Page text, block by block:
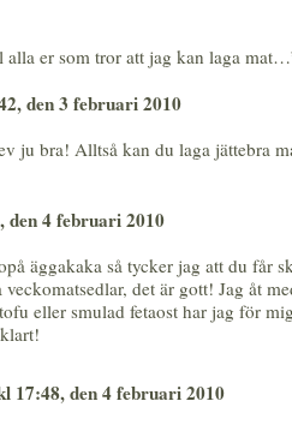
er som tror att jag kan laga
den 3 februari 2010
ju bra! Alltså kan du laga jättebra
den 4 februari 2010
äggakaka så tycker jag att du får
veckomatsedlar, det är gott! Jag åt
eller smulad fetaost har jag för
17:48, den 4 februari 2010